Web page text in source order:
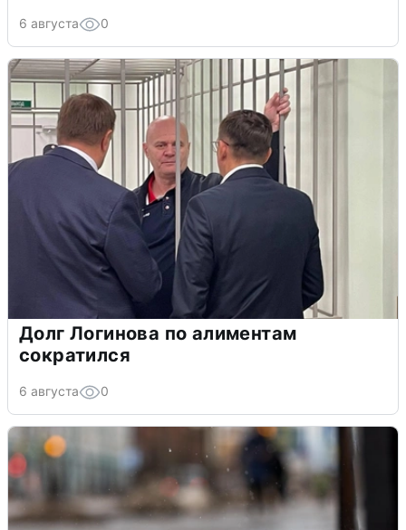
6 августа 0
Долг Логинова по алиментам
сократился
6 августа 0